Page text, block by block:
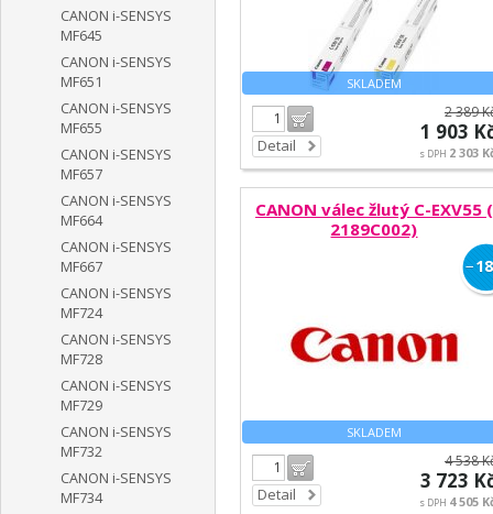
SKLADEM
Detail
2 389
1 903
s DPH 2 303
CANON válec žlutý C-EXV55 (
2189C002)
SKLADEM
−18
Detail
4 538
3 723
s DPH 4 505
CANON i-SENSYS
MF645
CANON i-SENSYS
MF651
CANON i-SENSYS
MF655
CANON i-SENSYS
MF657
CANON i-SENSYS
MF664
CANON i-SENSYS
MF667
CANON i-SENSYS
MF724
CANON i-SENSYS
MF728
CANON i-SENSYS
MF729
CANON i-SENSYS
MF732
CANON i-SENSYS
MF734